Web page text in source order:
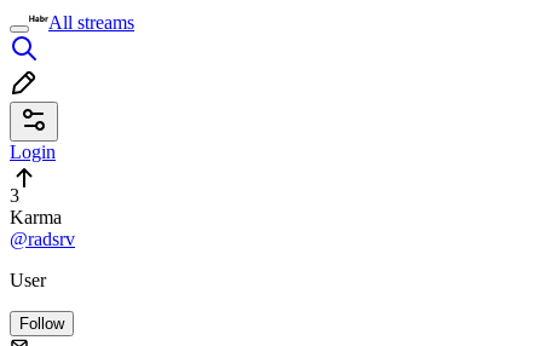
All streams
Login
3
Karma
@radsrv
User
Follow